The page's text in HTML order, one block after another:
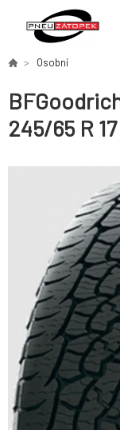
Osobní
245/65 R 17